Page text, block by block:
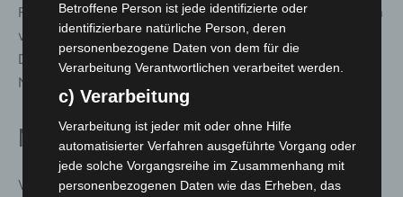
Fachvorträgen zu aktuellen Entwicklungen und Projekten
verschiedenster Unternehmen, sowie interessante
Diskussionen und hochwertige
Networkingmöglichkeiten.
Nächster Messetermin
Viele Aussteller der diesjährigen Veranstaltung haben
Betroffene Person ist jede identifizierte oder
identifizierbare natürliche Person, deren
personenbezogene Daten von dem für die
Verarbeitung Verantwortlichen verarbeitet werden.
c) Verarbeitung
Verarbeitung ist jeder mit oder ohne Hilfe
automatisierter Verfahren ausgeführte Vorgang oder
jede solche Vorgangsreihe im Zusammenhang mit
personenbezogenen Daten wie das Erheben, das